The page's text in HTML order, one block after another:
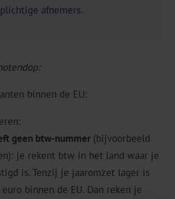
afnemers.
binnen de EU:
geen btw-nummer (bijvoorbeeld
je rekent btw in het land waar je
is. Tenzij je jaaromzet lager is
binnen de EU. Dan reken je